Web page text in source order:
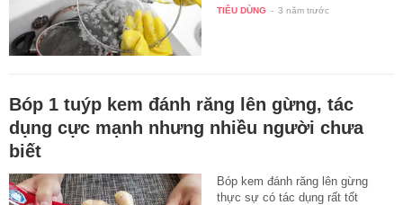
này…
TIÊU DÙNG - 3 năm trước
Bóp 1 tuýp kem đánh răng lên gừng, tác
dụng cực mạnh nhưng nhiều người chưa
biết
Bóp kem đánh răng lên gừng
thực sự có tác dụng rất tốt